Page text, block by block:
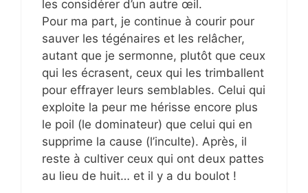
les considérer d’un autre œil.
Pour ma part, je continue à courir pour
sauver les tégénaires et les relâcher,
autant que je sermonne, plutôt que ceux
qui les écrasent, ceux qui les trimballent
pour effrayer leurs semblables. Celui qui
exploite la peur me hérisse encore plus
le poil (le dominateur) que celui qui en
supprime la cause (l’inculte). Après, il
reste à cultiver ceux qui ont deux pattes
au lieu de huit… et il y a du boulot !